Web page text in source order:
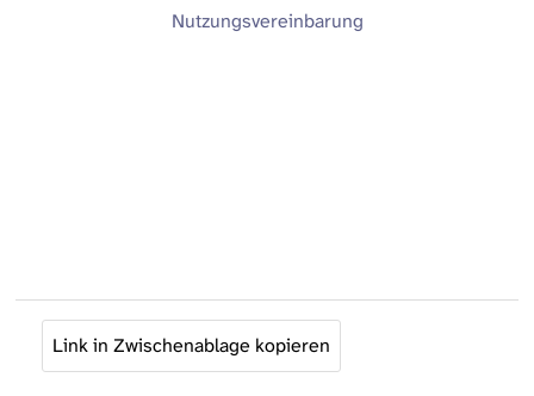
Opencast-Videos und Tobira nicht zur
Nutzungsvereinbarung
Link in Zwischenablage kopieren